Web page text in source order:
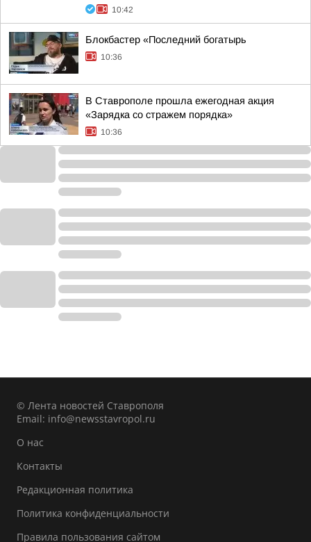
10:42
Блокбастер «Последний богатырь
10:36
В Ставрополе прошла ежегодная акция
«Зарядка со стражем порядка»
10:36
© Лента новостей Ставрополя
Email: info@newsstavropol.ru
О нас
Контакты
Редакционная политика
Политика конфиденциальности
Правила пользования сайтом